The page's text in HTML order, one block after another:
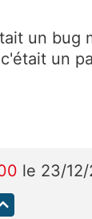
un bug
un
le 23/12/